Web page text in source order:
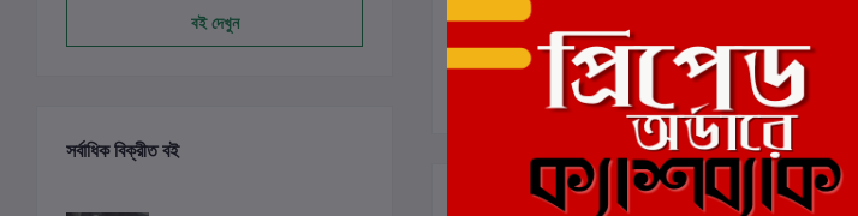
বই দেখুন
সর্বাধিক বিক্রীত বই